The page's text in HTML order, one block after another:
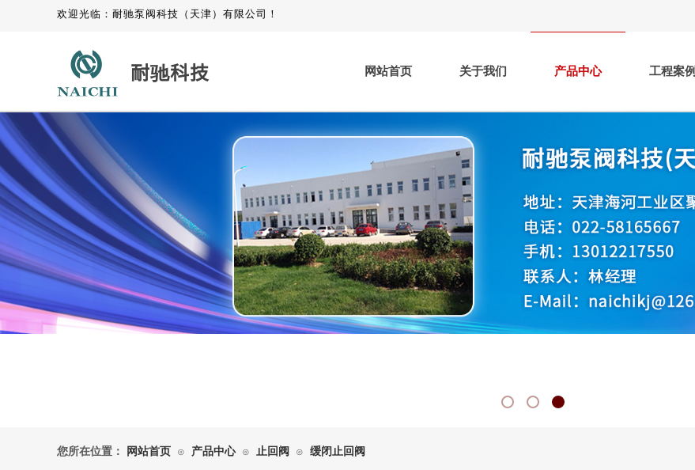
欢迎光临：耐驰泵阀科技（天津）有限公司！
耐驰科技 网站首页 关于我们 产品中心 工程案例
产品中心
网站首页 ⊙ 产品中心 ⊙ 止回阀 ⊙ 缓闭止回阀
您所在位置：